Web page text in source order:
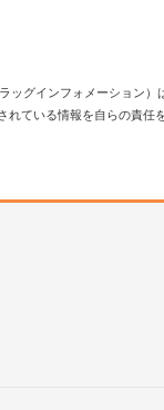
ッグインフォメーション）
ている情報を自らの責任